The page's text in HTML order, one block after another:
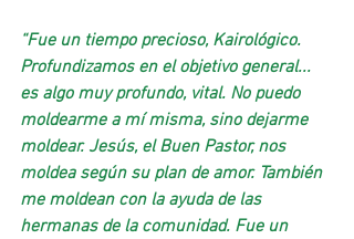
“Fue un tiempo precioso, Kairológico.
Profundizamos en el objetivo general...
es algo muy profundo, vital. No puedo
moldearme a mí misma, sino dejarme
moldear. Jesús, el Buen Pastor, nos
moldea según su plan de amor. También
me moldean con la ayuda de las
hermanas de la comunidad. Fue un